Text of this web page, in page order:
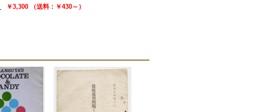
￥3,300 （送料：￥430～）